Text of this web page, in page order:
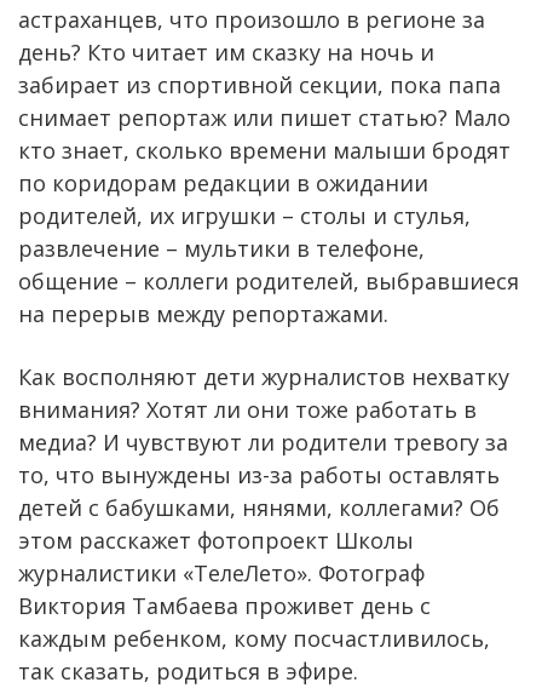
астраханцев, что произошло в регионе за
день? Кто читает им сказку на ночь и
забирает из спортивной секции, пока папа
снимает репортаж или пишет статью? Мало
кто знает, сколько времени малыши бродят
по коридорам редакции в ожидании
родителей, их игрушки – столы и стулья,
развлечение – мультики в телефоне,
общение – коллеги родителей, выбравшиеся
на перерыв между репортажами.
Как восполняют дети журналистов нехватку
внимания? Хотят ли они тоже работать в
медиа? И чувствуют ли родители тревогу за
то, что вынуждены из-за работы оставлять
детей с бабушками, нянями, коллегами? Об
этом расскажет фотопроект Школы
журналистики «ТелеЛето». Фотограф
Виктория Тамбаева проживет день с
каждым ребенком, кому посчастливилось,
так сказать, родиться в эфире.